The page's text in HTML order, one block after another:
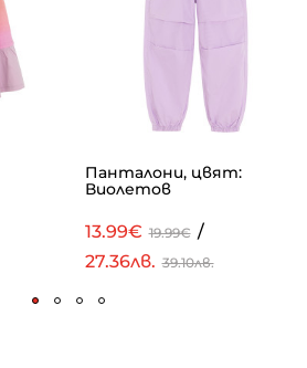
Панталони, цвят:
Виолетов
13.99€ 19.99€ /
27.36лв. 39.10лв.